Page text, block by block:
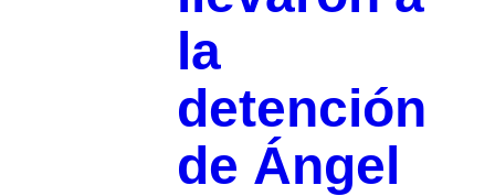
la
detención
de Ángel